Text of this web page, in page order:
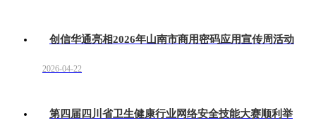
创信华通亮相2026年山南市商用密码应用宣传周活动
2026-04-22
第四届四川省卫生健康行业网络安全技能大赛顺利举